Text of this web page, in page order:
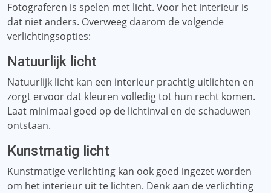
Fotograferen is spelen met licht. Voor het interieur is
dat niet anders. Overweeg daarom de volgende
verlichtingsopties:
Natuurlijk licht
Natuurlijk licht kan een interieur prachtig uitlichten en
zorgt ervoor dat kleuren volledig tot hun recht komen.
Laat minimaal goed op de lichtinval en de schaduwen
ontstaan.
Kunstmatig licht
Kunstmatige verlichting kan ook goed ingezet worden
om het interieur uit te lichten. Denk aan de verlichting